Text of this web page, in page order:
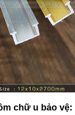
chữ u bảo vệ: